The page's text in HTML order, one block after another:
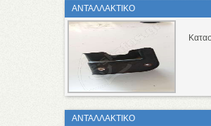
ΑΝΤΑΛΛΑΚΤΙΚΟ
ΑΝΤΑΛΛΑΚΤΙΚΟ